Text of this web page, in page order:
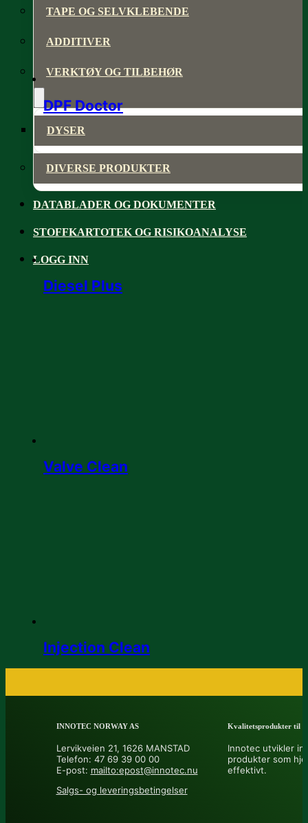
TAPE OG SELVKLEBENDE
ADDITIVER
VERKTØY OG TILBEHØR
DYSER
DIVERSE PRODUKTER
DATABLADER OG DOKUMENTER
STOFFKARTOTEK OG RISIKOANALYSE
LOGG INN
DPF Doctor
Diesel Plus
Valve Clean
Injection Clean
INNOTEC NORWAY AS
Lervikveien 21, 1626 MANSTAD
Telefon: 47 69 39 00 00
E-post: mailto:epost@innotec.nu
Salgs- og leveringsbetingelser
Kvalitetsprodukter til å
Innotec utvikler
produkter som
effektivt.